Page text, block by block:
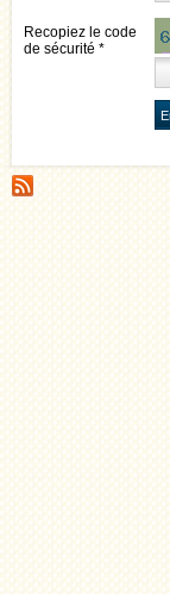
Recopiez le code
de sécurité *